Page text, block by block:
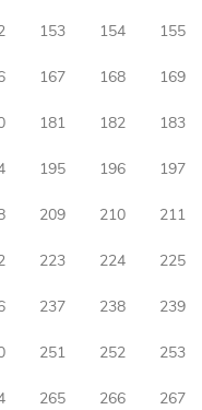
153 154 155
167 168 169
181 182 183
195 196 197
209 210 211
223 224 225
237 238 239
251 252 253
265 266 267